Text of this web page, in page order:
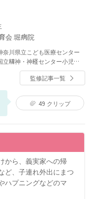
会 堀病院
川県立こども医療センター
精神・神経センター小児神
県立こども医療センター周産
同総合診療科部長を経て現
にて新生児診療に従事。小
門医、新生児専門医。
監修記事一覧
49 クリップ
から、義実家への帰
ど、子連れ外出にまつ
ハプニングなどのマ